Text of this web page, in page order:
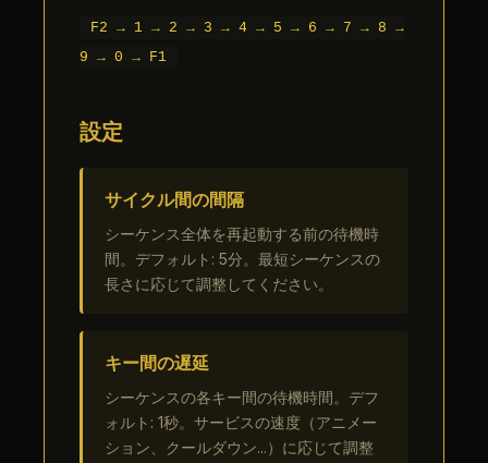
F2 → 1 → 2 → 3 → 4 → 5 → 6 → 7 → 8 →
9 → 0 → F1
設定
サイクル間の間隔
シーケンス全体を再起動する前の待機時
間。デフォルト: 5分。最短シーケンスの
長さに応じて調整してください。
キー間の遅延
シーケンスの各キー間の待機時間。デフ
ォルト: 1秒。サービスの速度（アニメー
ション、クールダウン...）に応じて調整